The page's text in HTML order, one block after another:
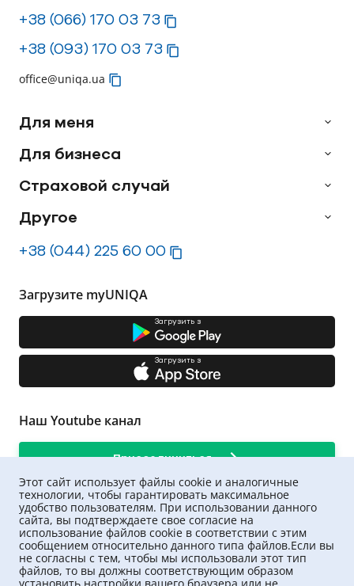
+38 (066) 170 03 73
+38 (093) 170 03 73
office@uniqa.ua
Для меня
Для бизнеса
Страховой случай
Другое
+38 (044) 225 60 00
Загрузите myUNIQA
Загрузить з
Загрузить з
Наш Youtube канал
Присоединиться
Этот сайт использует файлы cookie и аналогичные
технологии, чтобы гарантировать максимальное
удобство пользователям. При использовании данного
сайта, вы подтверждаете свое согласие на
использование файлов cookie в соответствии с этим
сообщением относительно данного типа файлов.Если вы
не согласны с тем, чтобы мы использовали этот тип
файлов, то вы должны соответствующим образом